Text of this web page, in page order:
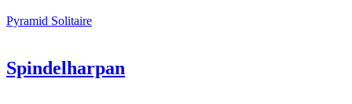
Pyramid Solitaire
Spindelharpan